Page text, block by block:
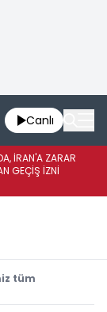
Canlı
İRAN'A ZARAR
GEÇİŞ İZNİ
tüm